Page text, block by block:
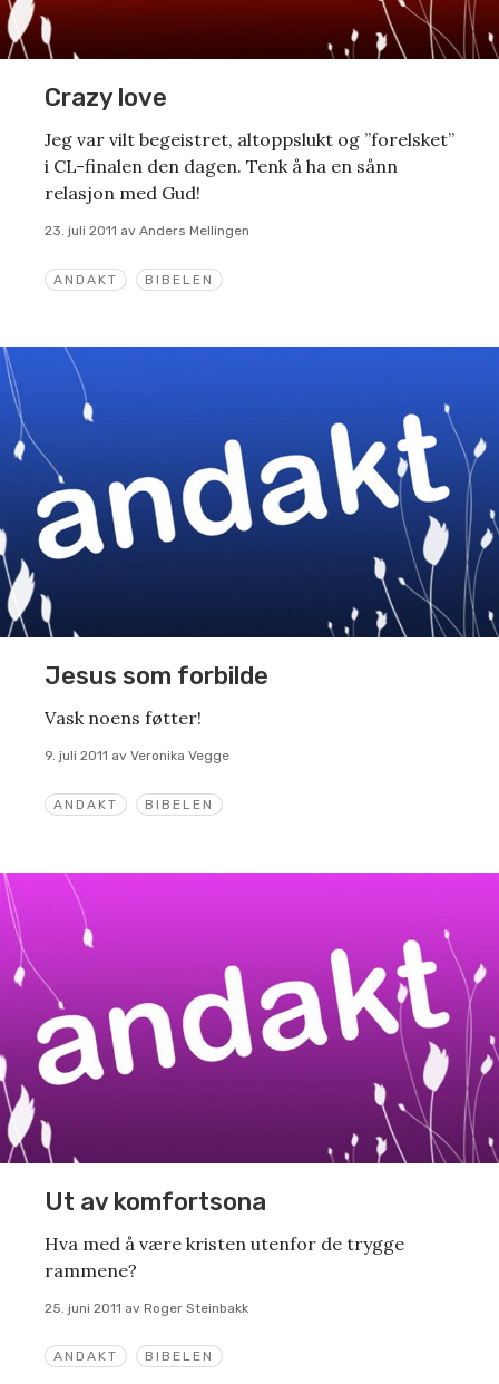
ANDAKT BIBELEN
Crazy love
Jeg var vilt begeistret, altoppslukt og ”forelsket”
i CL-finalen den dagen. Tenk å ha en sånn
relasjon med Gud!
23. juli 2011 av Anders Mellingen
ANDAKT BIBELEN
Jesus som forbilde
Vask noens føtter!
9. juli 2011 av Veronika Vegge
ANDAKT BIBELEN
Ut av komfortsona
Hva med å være kristen utenfor de trygge
rammene?
25. juni 2011 av Roger Steinbakk